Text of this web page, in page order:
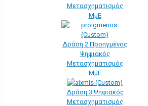
Μετασχηματισμός
ΜμΕ
Δράση 2 Προηγμένος
Ψηφιακός
Μετασχηματισμός
ΜμΕ
Δράση 3 Ψηφιακός
Μετασχηματισμός